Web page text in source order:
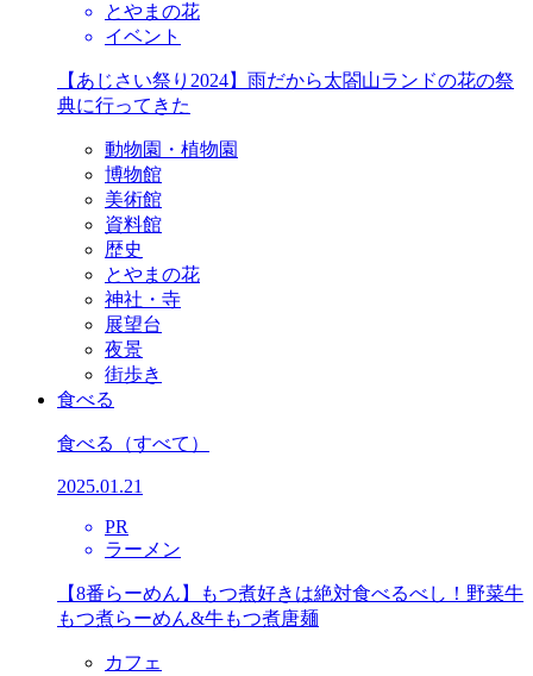
とやまの花
イベント
【あじさい祭り2024】雨だから太閤山ランドの花の祭
典に行ってきた
動物園・植物園
博物館
美術館
資料館
歴史
とやまの花
神社・寺
展望台
夜景
街歩き
食べる
食べる （すべて）
2025.01.21
PR
ラーメン
【8番らーめん】もつ煮好きは絶対食べるべし！野菜牛
もつ煮らーめん&牛もつ煮唐麺
カフェ